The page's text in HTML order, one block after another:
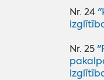
Nr. 24
Nr. 25